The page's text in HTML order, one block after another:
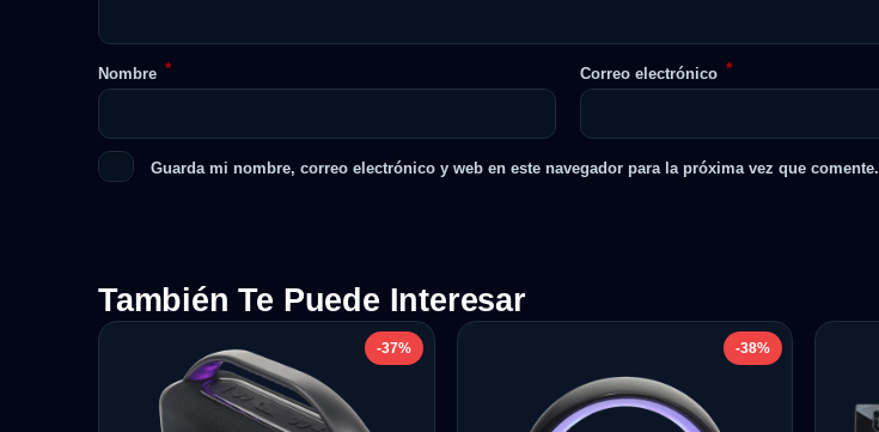
Nombre * Correo electrónico *
Guarda mi nombre, correo electrónico y web en este navegador para la próxima vez que comente.
También Te Puede Interesar
-37% -38%